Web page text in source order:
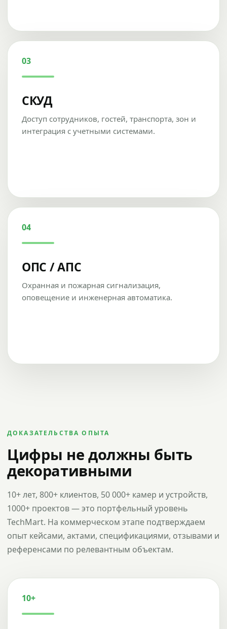
03
СКУД
Доступ сотрудников, гостей, транспорта, зон и
интеграция с учетными системами.
04
ОПС / АПС
Охранная и пожарная сигнализация,
оповещение и инженерная автоматика.
ДОКАЗАТЕЛЬСТВА ОПЫТА
Цифры не должны быть
декоративными
10+ лет, 800+ клиентов, 50 000+ камер и устройств,
1000+ проектов — это портфельный уровень
TechMart. На коммерческом этапе подтверждаем
опыт кейсами, актами, спецификациями, отзывами и
референсами по релевантным объектам.
10+